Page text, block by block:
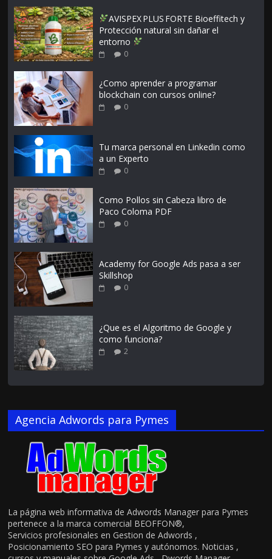
AVISPEX PLUS FORTE Bioeffitech y
Protección natural sin dañar el
entorno
0
¿Como aprender a programar
blockchain con cursos online?
0
Tu marca personal en Linkedin como
a un Experto
0
Como Pollos sin Cabeza libro de
Paco Coloma PDF
0
Academy for Google Ads pasa a ser
Skillshop
0
¿Que es el Algoritmo de Google y
como funciona?
2
Agencia Adwords para Pymes
La página web informativa de Adwords Manager para Pymes
pertenece a la marca comercial BEOFFON®,
Servicios profesionales en Gestion de Adwords ,
Posicionamiento SEO para Pymes y autónomos. Noticias ,